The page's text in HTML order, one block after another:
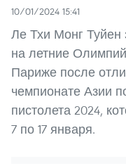
10/01/2024 15:41
Ле Тхи Монг Туйен
на летние
Париже после
чемпионате Азии
пистолета 2024,
7 по 17 января.